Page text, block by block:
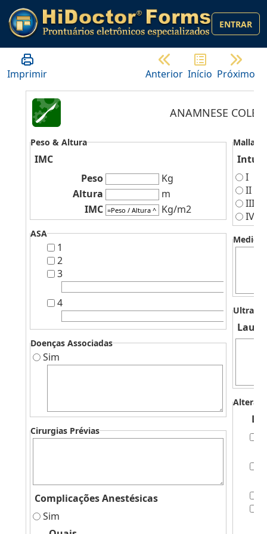
ENTRAR
Imprimir Anterior Início Próximo
ANAMNESE
Peso & Altura
IMC
Peso
Kg
Altura
m
IMC
Kg/m2
ASA
1
2
3
4
Doenças Associadas
Sim
Cirurgias Prévias
Complicações Anestésicas
Sim
I
II
III
IV
Laudo